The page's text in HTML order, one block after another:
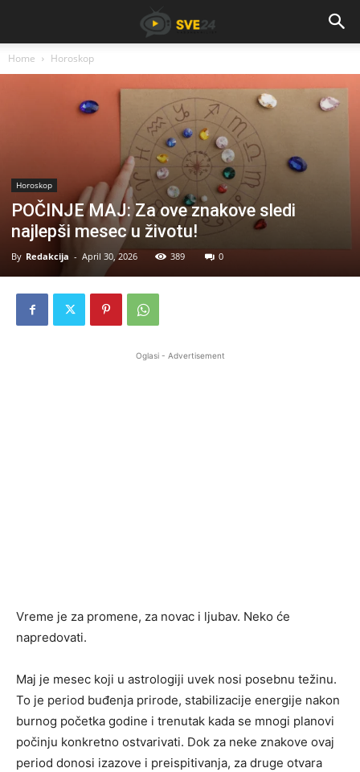
Home Horoskop
Horoskop
POČINJE MAJ: Za ove znakove sledi
najlepši mesec u životu!
By Redakcija - April 30, 2026 389 0
Oglasi - Advertisement
Vreme je za promene, za novac i ljubav. Neko će
napredovati.
Maj je mesec koji u astrologiji uvek nosi posebnu težinu.
To je period buđenja prirode, stabilizacije energije nakon
burnog početka godine i trenutak kada se mnogi planovi
počinju konkretno ostvarivati. Dok za neke znakove ovaj
period donosi izazove i preispitivanja, za druge otvara